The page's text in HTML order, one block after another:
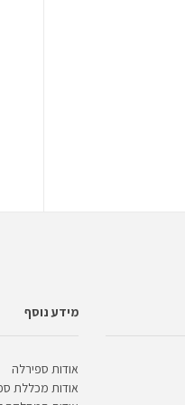
מידע נוסף
אודות ספירלה
אודות מכללת